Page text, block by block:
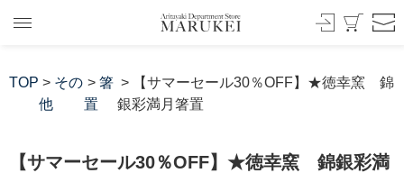
TOP > その
他
> 箸
置
> 【サマーセール30％OFF】★徳幸窯 錦
銀彩満月箸置
【サマーセール30％OFF】★徳幸窯 錦銀彩満